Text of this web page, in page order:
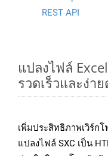
REST API
แปลงไฟล์
รวดเร็วและง่า
เพิ่มประสิทธิภาพเวิร์ก
แปลงไฟล์ SXC เป็น